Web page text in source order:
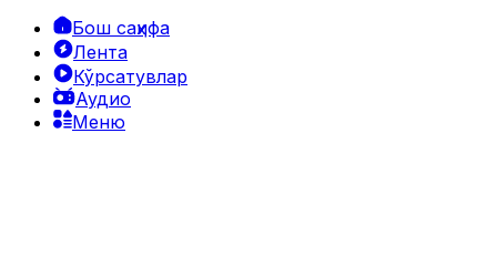
Бош саҳифа
Лента
Кўрсатувлар
Аудио
Меню